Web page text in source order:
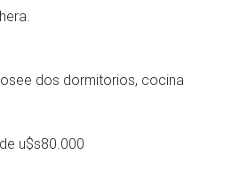
dos dormitorios, cocina
u$s80.000